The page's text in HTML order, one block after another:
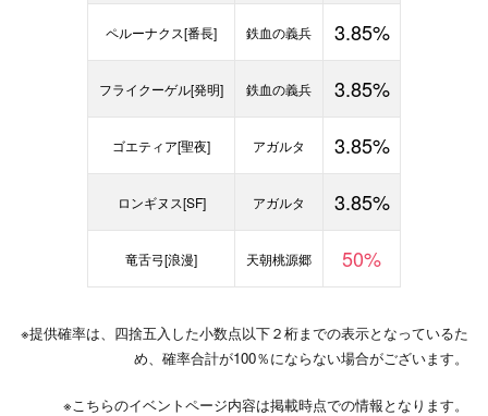
ペルーナクス[番長] 鉄血の義兵 3.85%
フライクーゲル[発明] 鉄血の義兵 3.85%
ゴエティア[聖夜] アガルタ 3.85%
ロンギヌス[SF] アガルタ 3.85%
竜舌弓[浪漫] 天朝桃源郷 50%
※提供確率は、四捨五入した小数点以下２桁までの表示となっているた
め、確率合計が100％にならない場合がございます。
※こちらのイベントページ内容は掲載時点での情報となります。